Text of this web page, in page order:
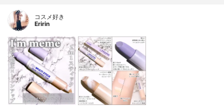
コスメ好き
Eririn